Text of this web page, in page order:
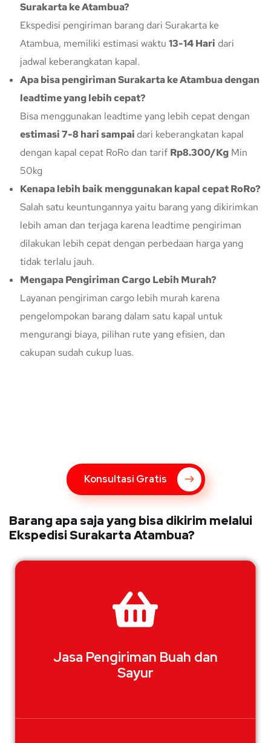
Surakarta ke Atambua?
Ekspedisi pengiriman barang dari Surakarta ke
Atambua, memiliki estimasi waktu 13-14 Hari dari
jadwal keberangkatan kapal.
Apa bisa pengiriman Surakarta ke Atambua dengan
leadtime yang lebih cepat?
Bisa menggunakan leadtime yang lebih cepat dengan
estimasi 7-8 hari sampai dari keberangkatan kapal
dengan kapal cepat RoRo dan tarif Rp8.300/Kg Min
50kg
Kenapa lebih baik menggunakan kapal cepat RoRo?
Salah satu keuntungannya yaitu barang yang dikirimkan
lebih aman dan terjaga karena leadtime pengiriman
dilakukan lebih cepat dengan perbedaan harga yang
tidak terlalu jauh.
Mengapa Pengiriman Cargo Lebih Murah?
Layanan pengiriman cargo lebih murah karena
pengelompokan barang dalam satu kapal untuk
mengurangi biaya, pilihan rute yang efisien, dan
cakupan sudah cukup luas.
Konsultasi Gratis
Barang apa saja yang bisa dikirim melalui
Ekspedisi Surakarta Atambua?
Jasa Pengiriman Buah dan
Sayur